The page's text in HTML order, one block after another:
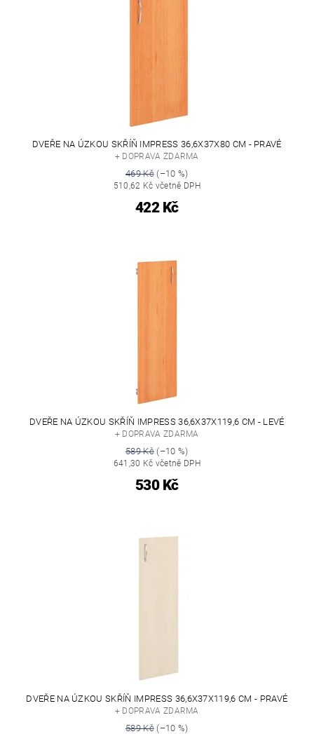
DVEŘE NA ÚZKOU SKŘÍŇ IMPRESS 36,6X37X80 CM - PRAVÉ
+ DOPRAVA ZDARMA
469 Kč(–10 %)
510,62 Kč včetně DPH
422 Kč
DVEŘE NA ÚZKOU SKŘÍŇ IMPRESS 36,6X37X119,6 CM - LEVÉ
+ DOPRAVA ZDARMA
589 Kč(–10 %)
641,30 Kč včetně DPH
530 Kč
DVEŘE NA ÚZKOU SKŘÍŇ IMPRESS 36,6X37X119,6 CM - PRAVÉ
+ DOPRAVA ZDARMA
589 Kč(–10 %)